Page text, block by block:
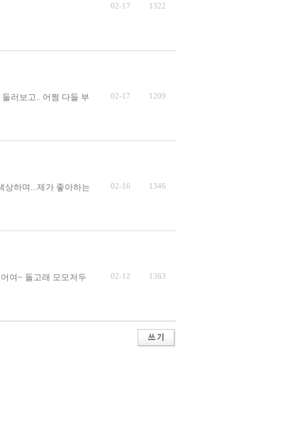
02-17 1322
러보고.. 어쩜 다들 부
02-17 1209
상하며...제가 좋아하는
02-16 1346
여~ 돌고래 모모저두
02-12 1363